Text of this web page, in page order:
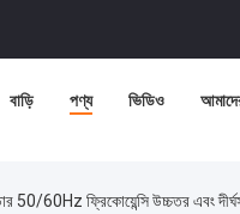
বাড়ি পণ্য ভিডিও
50/60Hz ফ্রিকোয়েন্সি উচ্চতর এবং